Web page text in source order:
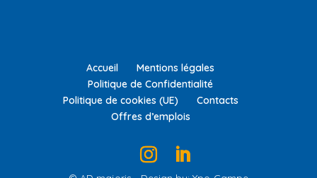
Accueil
Mentions légales
Politique de Confidentialité
Politique de cookies (UE)
Contacts
Offres d’emplois